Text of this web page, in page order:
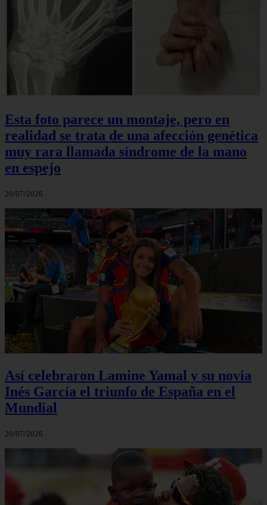
Esta foto parece un montaje, pero en
realidad se trata de una afección genética
muy rara llamada síndrome de la mano
en espejo
20/07/2026
Así celebraron Lamine Yamal y su novia
Inés García el triunfo de España en el
Mundial
20/07/2026